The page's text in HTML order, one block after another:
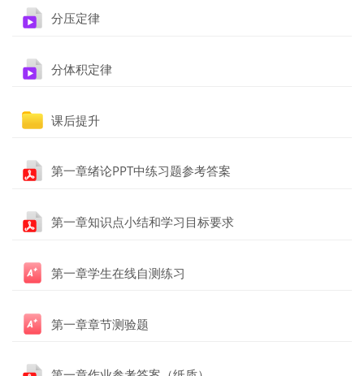
分压定律
分体积定律
课后提升文件夹
第一章绪论PPT中练习题参考答案
第一章知识点小结和学习目标要求
第一章学生在线自测练习
第一章章节测验题